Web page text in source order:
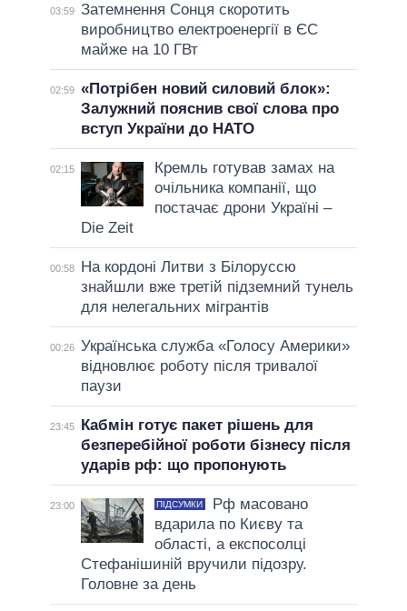
03:59 Затемнення Сонця скоротить
виробництво електроенергії в ЄС
майже на 10 ГВт
02:59 «Потрібен новий силовий блок»:
Залужний пояснив свої слова про
вступ України до НАТО
02:15
Кремль готував замах на
очільника компанії, що
постачає дрони Україні –
Die Zeit
00:58
На кордоні Литви з Білоруссю
знайшли вже третій підземний тунель
для нелегальних мігрантів
00:26 Українська служба «Голосу Америки»
відновлює роботу після тривалої
паузи
23:45
Кабмін готує пакет рішень для
безперебійної роботи бізнесу після
ударів рф: що пропонують
23:00 ПІДСУМКИ
Рф масовано
вдарила по Києву та
області, а експосолці
Стефанішиній вручили підозру.
Головне за день